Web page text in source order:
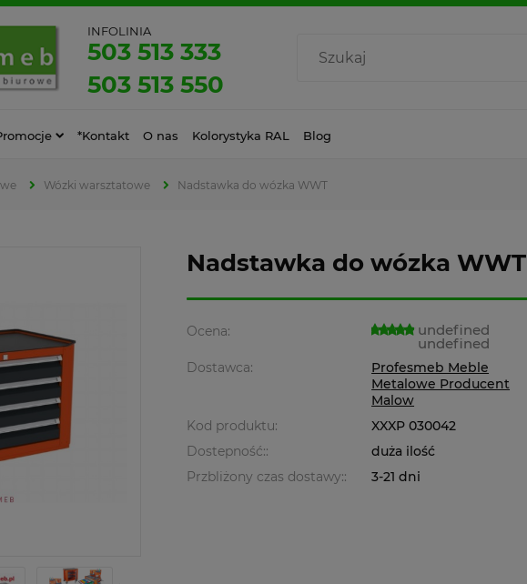
INFOLINIA
503 513 333
503 513 550
*Kontakt O nas Kolorystyka RAL Blog
Wózki warsztatowe Nadstawka do wózka WWT
Nadstawka do wózka WWT
Ocena: undefined
undefined
Dostawca:
Profesmeb Meble
Metalowe Producent
Malow
Kod produktu:
XXXP 030042
Dostepność::
duża ilość
Przbliżony czas dostawy::
3-21 dni